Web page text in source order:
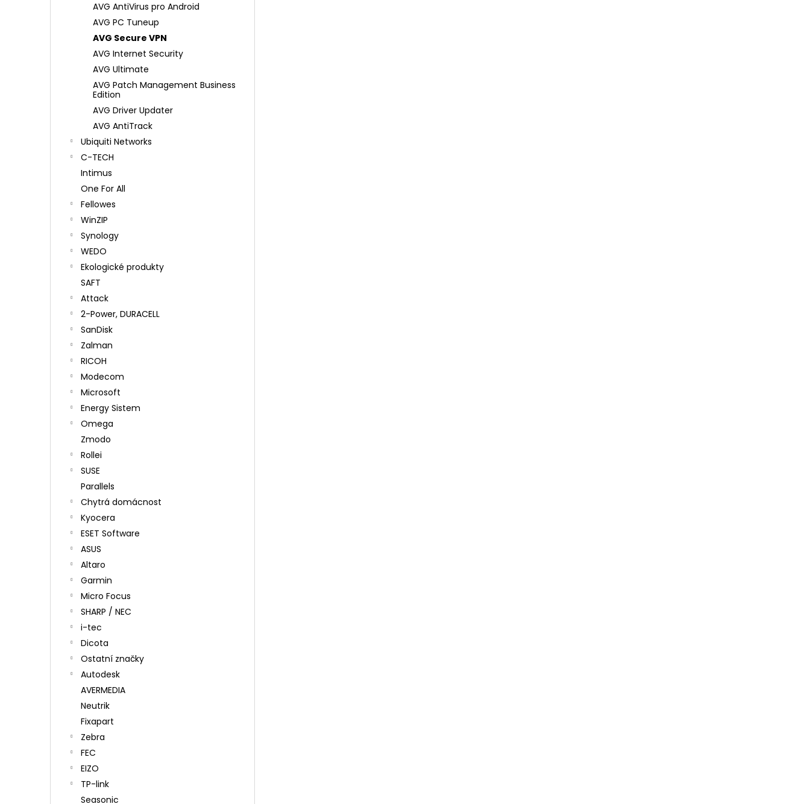
AVG AntiVirus pro Android
AVG PC Tuneup
AVG Secure VPN
AVG Internet Security
AVG Ultimate
AVG Patch Management Business
Edition
AVG Driver Updater
AVG AntiTrack
Ubiquiti Networks
C-TECH
Intimus
One For All
Fellowes
WinZIP
Synology
WEDO
Ekologické produkty
SAFT
Attack
2-Power, DURACELL
SanDisk
Zalman
RICOH
Modecom
Microsoft
Energy Sistem
Omega
Zmodo
Rollei
SUSE
Parallels
Chytrá domácnost
Kyocera
ESET Software
ASUS
Altaro
Garmin
Micro Focus
SHARP / NEC
i-tec
Dicota
Ostatní značky
Autodesk
AVERMEDIA
Neutrik
Fixapart
Zebra
FEC
EIZO
TP-link
Seasonic